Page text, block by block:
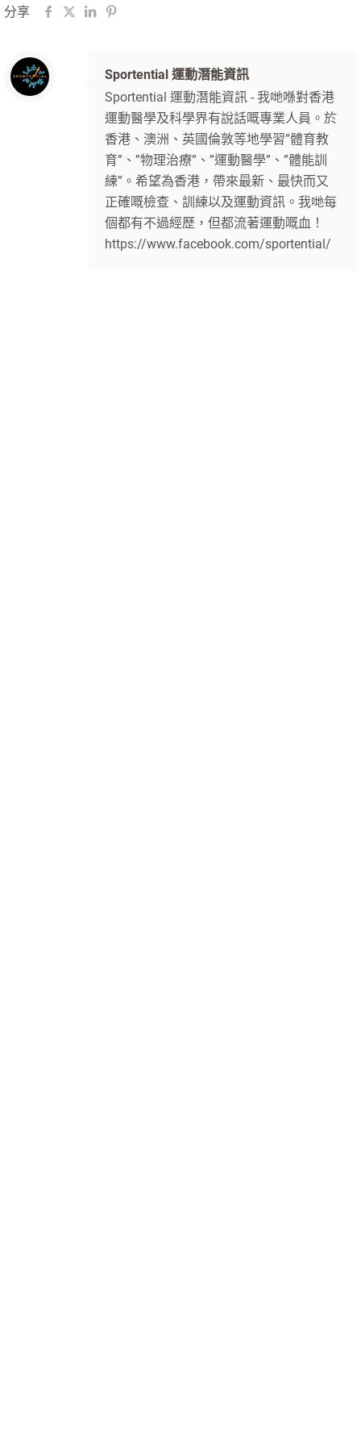
分享
Sportential 運動潛能資訊
Sportential 運動潛能資訊 - 我哋喺對香港
運動醫學及科學界有說話嘅專業人員。於
香港、澳洲、英國倫敦等地學習”體育教
育”、”物理治療”、”運動醫學”、”體能訓
練”。希望為香港，帶來最新、最快而又
正確嘅檢查、訓練以及運動資訊。我哋每
個都有不過經歷，但都流著運動嘅血！
https://www.facebook.com/sportential/